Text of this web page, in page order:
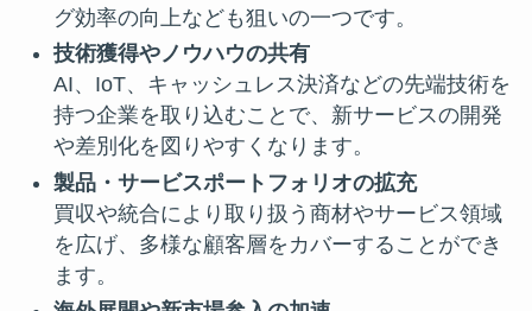
グ効率の向上なども狙いの一つです。
技術獲得やノウハウの共有
AI、IoT、キャッシュレス決済などの先端技術を
持つ企業を取り込むことで、新サービスの開発
や差別化を図りやすくなります。
製品・サービスポートフォリオの拡充
買収や統合により取り扱う商材やサービス領域
を広げ、多様な顧客層をカバーすることができ
ます。